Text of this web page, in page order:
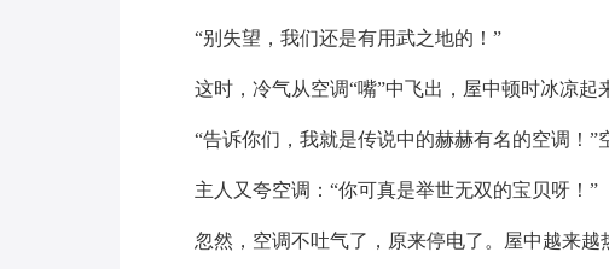
“别失望，我们还是有用武之地的！”
这时，冷气从空调“嘴”中飞出，屋中顿时冰凉起
“告诉你们，我就是传说中的赫赫有名的空调！”
主人又夸空调：“你可真是举世无双的宝贝呀！”
忽然，空调不吐气了，原来停电了。屋中越来越